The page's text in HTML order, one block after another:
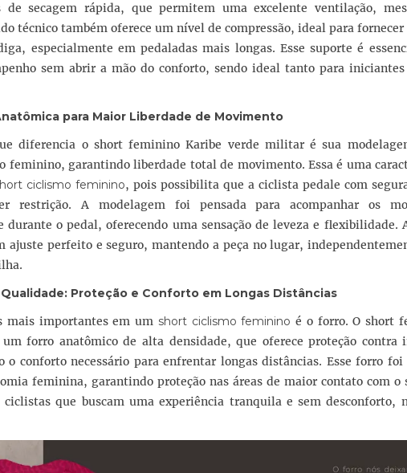
de secagem rápida, que permitem uma excelente ventilação,
técnico também oferece um nível de compressão, ideal para
especialmente em pedaladas mais longas. Esse suporte é
sem abrir a mão do conforto, sendo ideal tanto para
para Maior Liberdade de Movimento
diferencia o short feminino Karibe verde militar é sua
feminino, garantindo liberdade total de movimento. Essa é uma
ciclismo feminino, pois possibilita que a ciclista pedale com
restrição. A modelagem foi pensada para acompanhar os
durante o pedal, oferecendo uma sensação de leveza e flexibilidade.
ajuste perfeito e seguro, mantendo a peça no lugar,
Proteção e Conforto em Longas Distâncias
mais importantes em um short ciclismo feminino é o forro. O short
forro anatômico de alta densidade, que oferece proteção contra
o conforto necessário para enfrentar longas distâncias. Esse forro foi
feminina, garantindo proteção nas áreas de maior contato com
ciclistas que buscam uma experiência tranquila e sem desconforto,